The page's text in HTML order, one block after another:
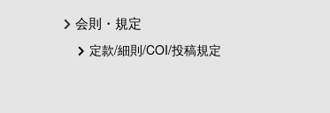
会則・規定
定款/細則/COI/投稿規定